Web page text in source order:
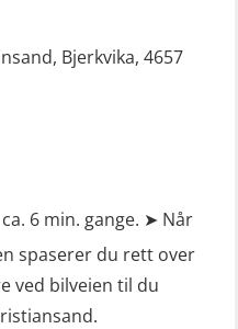
FF48 repetisjon
m/E-læring
m/E-læring
m/E-læring
for
fartstid 66 t
ansatte på
sikringsplikter
Bjerkvika, 4657
6 min. gange. ➤ Når
spaserer du rett over
ved bilveien til du